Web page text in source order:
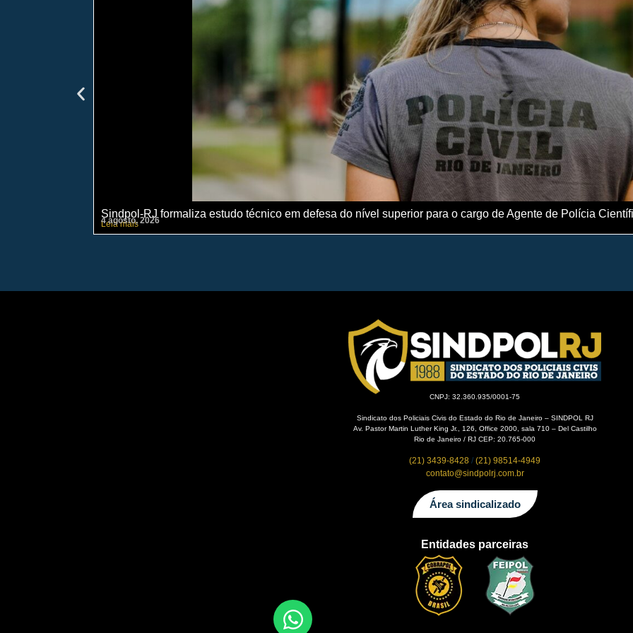
Sindpol-RJ formaliza estudo técnico em defesa do nível superior para o cargo de Agente de Polícia
Leia mais
4 agosto, 2026
CNPJ: 32.360.935/0001-75
Sindicato dos Policiais Civis do Estado do Rio de Janeiro – SINDPOL RJ
Av. Pastor Martin Luther King Jr., 126, Office 2000, sala 710 – Del Castilho
Rio de Janeiro / RJ CEP: 20.765-000
(21) 3439-8428 / (21) 98514-4949
contato@sindpolrj.com.br
Área sindicalizado
Entidades parceiras